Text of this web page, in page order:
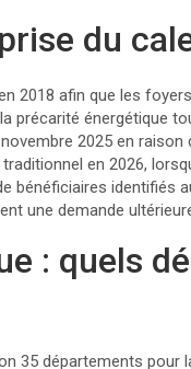
du
2018 afin que les
précarité énergétique
2025 en
en 2026,
bénéficiaires identifiés
une demande
: quels
35 départements pour